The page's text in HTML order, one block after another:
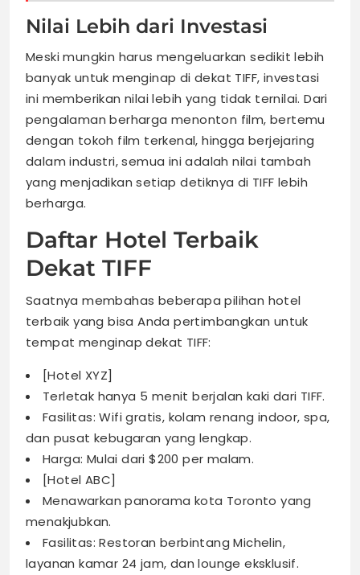
Nilai Lebih dari Investasi
Meski mungkin harus mengeluarkan sedikit lebih
banyak untuk menginap di dekat TIFF, investasi
ini memberikan nilai lebih yang tidak ternilai. Dari
pengalaman berharga menonton film, bertemu
dengan tokoh film terkenal, hingga berjejaring
dalam industri, semua ini adalah nilai tambah
yang menjadikan setiap detiknya di TIFF lebih
berharga.
Daftar Hotel Terbaik
Dekat TIFF
Saatnya membahas beberapa pilihan hotel
terbaik yang bisa Anda pertimbangkan untuk
tempat menginap dekat TIFF:
[Hotel XYZ]
Terletak hanya 5 menit berjalan kaki dari TIFF.
Fasilitas: Wifi gratis, kolam renang indoor, spa,
dan pusat kebugaran yang lengkap.
Harga: Mulai dari $200 per malam.
[Hotel ABC]
Menawarkan panorama kota Toronto yang
menakjubkan.
Fasilitas: Restoran berbintang Michelin,
layanan kamar 24 jam, dan lounge eksklusif.